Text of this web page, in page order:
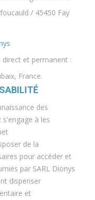
/ 45450 Fay
et permanent :
France.
des
à les
de la
pour accéder et
par SARL Dionys
dispenser
et